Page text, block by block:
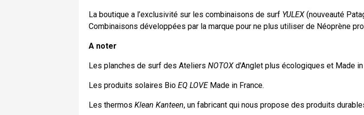
La boutique a l’exclusivité sur les combinaisons de surf YULEX (nouveauté
Combinaisons développées par la marque pour ne plus utiliser de Néoprène
A noter
Les planches de surf des Ateliers NOTOX d'Anglet plus écologiques et Made in
Les produits solaires Bio EQ LOVEMade in France.
Les thermos Klean Kanteen, un fabricant qui nous propose des produits